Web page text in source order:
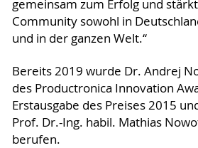
gemeinsam zum Erfolg und
Community sowohl in
und in der ganzen Welt.“
Bereits 2019 wurde Dr. Andrej
des Productronica Innovation
Erstausgabe des Preises 2015
Prof. Dr.-Ing. habil. Mathias
berufen.